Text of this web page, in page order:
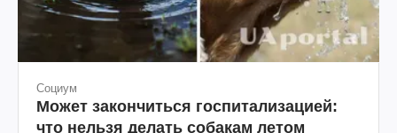
Социум
Может закончиться госпитализацией:
что нельзя делать собакам летом